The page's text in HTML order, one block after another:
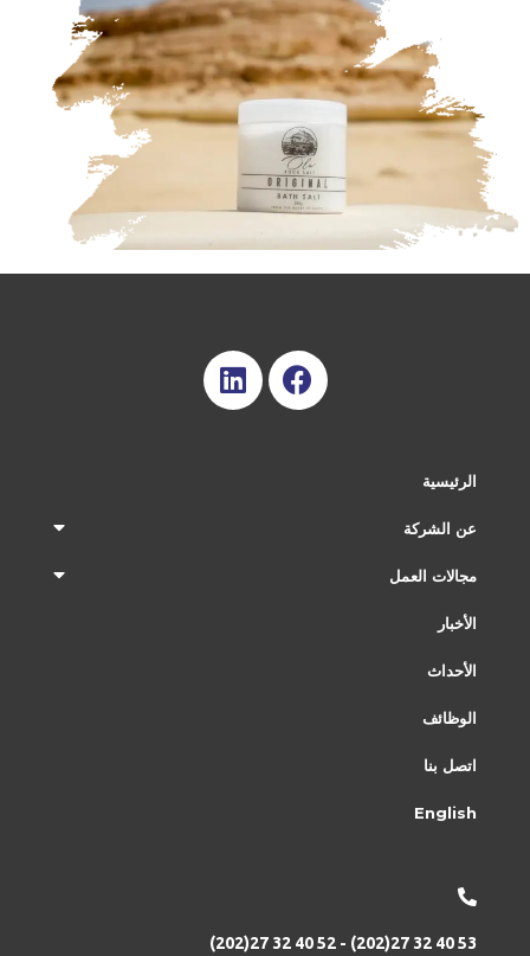
الرئيسية
عن الشركة
مجالات العمل
الأخبار
الأحداث
الوظائف
اتصل بنا
English
(202)27 32 40 52 - (202)27 32 40 53